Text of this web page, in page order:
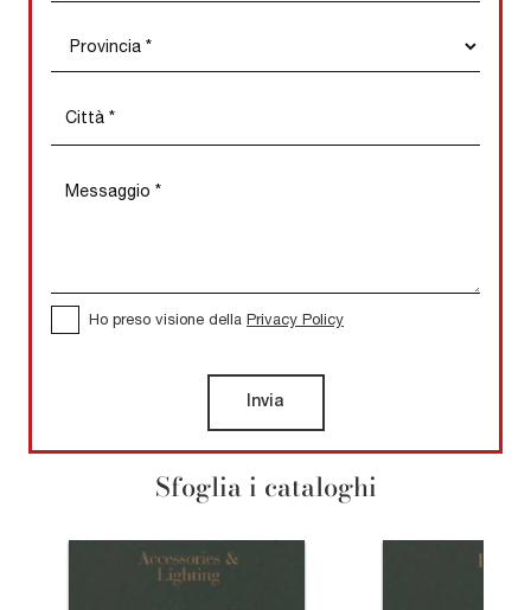
Sfoglia i cataloghi
Ho preso visione della Privacy Policy
Invia